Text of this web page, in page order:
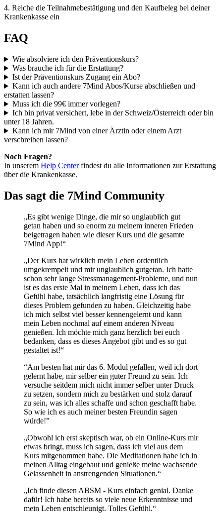
4. Reiche die Teilnahmebestätigung und den Kaufbeleg bei deiner
Krankenkasse ein
FAQ
Wie absolviere ich den Präventionskurs?
Was brauche ich für die Erstattung?
Ist der Präventionskurs Zugang ein Abo?
Kann ich auch andere 7Mind Abos/Kurse abschließen und
erstatten lassen?
Muss ich die 99€ immer vorlegen?
Ich bin privat versichert, lebe in der Schweiz/Österreich oder bin
unter 18 Jahren.
Kann ich mir 7Mind von einer Ärztin oder einem Arzt
verschreiben lassen?
Noch Fragen?
In unserem Help Centerfindest du alle Informationen zur Erstattung
über die Krankenkasse.
Das sagt die 7Mind Community
„Es gibt wenige Dinge, die mir so unglaublich gut
getan haben und so enorm zu meinem inneren Frieden
beigetragen haben wie dieser Kurs und die gesamte
7Mind App!“
„Der Kurs hat wirklich mein Leben ordentlich
umgekrempelt und mir unglaublich gutgetan. Ich hatte
schon sehr lange Stressmanagement-Probleme, und nun
ist es das erste Mal in meinem Leben, dass ich das
Gefühl habe, tatsächlich langfristig eine Lösung für
dieses Problem gefunden zu haben. Gleichzeitig habe
ich mich selbst viel besser kennengelernt und kann
mein Leben nochmal auf einem anderen Niveau
genießen. Ich möchte mich ganz herzlich bei euch
bedanken, dass es dieses Angebot gibt und es so gut
gestaltet ist!“
“Am besten hat mir das 6. Modul gefallen, weil ich dort
gelernt habe, mir selber ein guter Freund zu sein. Ich
versuche seitdem mich nicht immer selber unter Druck
zu setzen, sondern mich zu bestärken und stolz darauf
zu sein, was ich alles schaffe und schon geschafft habe.
So wie ich es auch meiner besten Freundin sagen
würde!”
„Obwohl ich erst skeptisch war, ob ein Online-Kurs mir
etwas bringt, muss ich sagen, dass ich viel aus dem
Kurs mitgenommen habe. Die Meditationen habe ich in
meinen Alltag eingebaut und genieße meine wachsende
Gelassenheit in anstrengenden Situationen.“
„Ich finde diesen ABSM - Kurs einfach genial. Danke
dafür! Ich habe bereits so viele neue Erkenntnisse und
mein Leben entschleunigt. Tolles Gefühl.“